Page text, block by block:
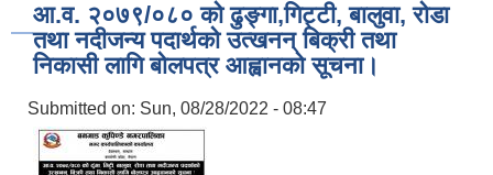
आ.व. २०७९/०८० को ढुङ्गा,गिट्टी, बालुवा, रोडा
तथा नदीजन्य पदार्थको उत्खनन् बिक्री तथा
निकासी लागि बोलपत्र आह्वानको सूचना।
Submitted on: Sun, 08/28/2022 - 08:47